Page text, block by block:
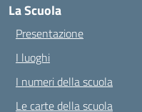
La Scuola
Presentazione
I luoghi
I numeri della scuola
Le carte della scuola